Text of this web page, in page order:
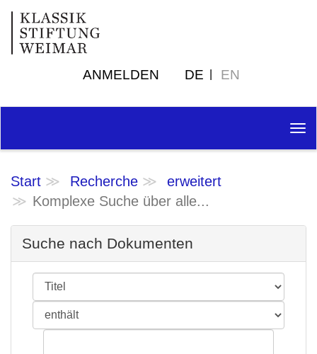
ANMELDEN DE EN
Start Recherche
erweitert
Komplexe Suche über alle...
Suche nach Dokumenten